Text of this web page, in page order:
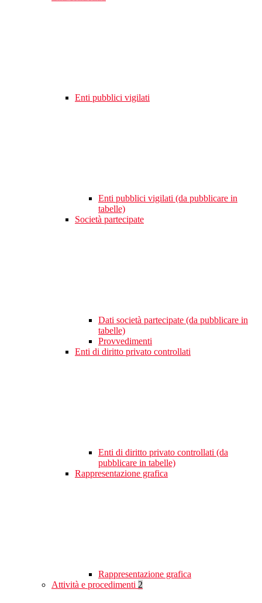
Enti pubblici vigilati
Enti pubblici vigilati (da pubblicare in
tabelle)
Società partecipate
Dati società partecipate (da pubblicare in
tabelle)
Provvedimenti
Enti di diritto privato controllati
Enti di diritto privato controllati (da
pubblicare in tabelle)
Rappresentazione grafica
Rappresentazione grafica
Attività e procedimenti 2